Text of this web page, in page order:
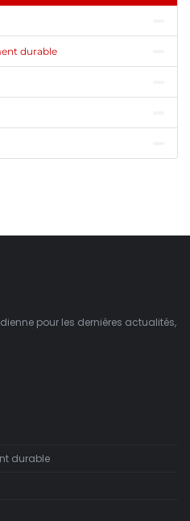
durable
pour les dernières actualités,
durable